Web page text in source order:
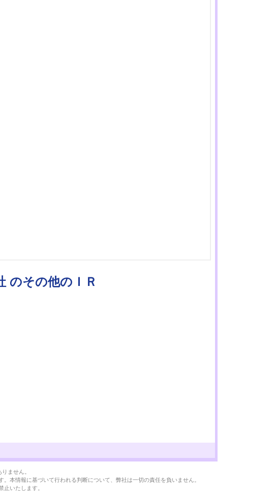
のその他のＩＲ
ません。
本情報に基づいて行われる判断について、弊社は一切の責任を負いません。
いたします。